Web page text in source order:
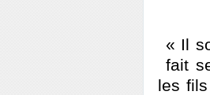
« Il
fait
les